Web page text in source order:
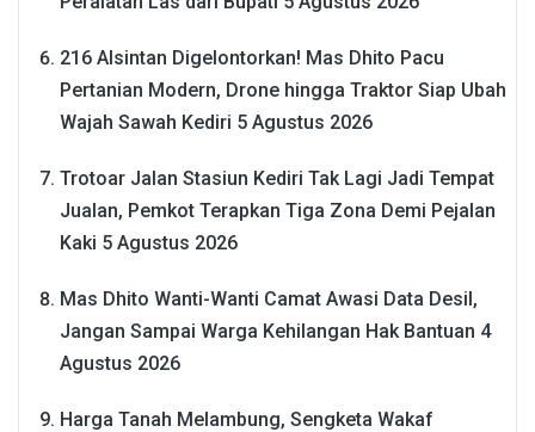
216 Alsintan Digelontorkan! Mas Dhito Pacu
Pertanian Modern, Drone hingga Traktor Siap Ubah
Wajah Sawah Kediri 5 Agustus 2026
Trotoar Jalan Stasiun Kediri Tak Lagi Jadi Tempat
Jualan, Pemkot Terapkan Tiga Zona Demi Pejalan
Kaki 5 Agustus 2026
Mas Dhito Wanti-Wanti Camat Awasi Data Desil,
Jangan Sampai Warga Kehilangan Hak Bantuan 4
Agustus 2026
Harga Tanah Melambung, Sengketa Wakaf